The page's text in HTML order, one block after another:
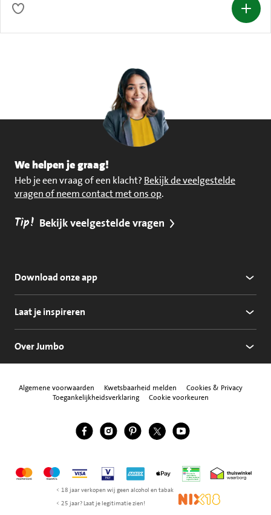
We helpen je graag!
Heb je een vraag of een klacht? Bekijk de veelgestelde
vragen of neem contact met ons op.
Tip! Bekijk veelgestelde vragen
Download onze app
Laat je inspireren
Over Jumbo
Algemene voorwaarden Kwetsbaarheid melden
Cookies & Privacy
Toegankelijkheidsverklaring
Cookie voorkeuren
Volg ons
Jumbo Facebook
Jumbo Instagram
Jumbo Pinterest
Jumbo Twitter
Jumbo YouTube
MastercardMaestroVisa Vpay American Express
Apple Pay Thuiswinkel
< 18 jaar verkopen wij geen alcohol en tabak
< 25 jaar? Laat je legitimatie zien!
NIX18